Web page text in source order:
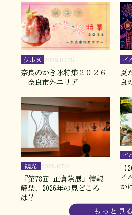
グルメ 2026.07.25
奈良のかき氷特集２０２６
－奈良市外エリア－
イ
夏
良
観光 2026.07.14
『第78回 正倉院展』情報
解禁、2026年の見どころ
は？
イ
【
イ
か
もっと見る